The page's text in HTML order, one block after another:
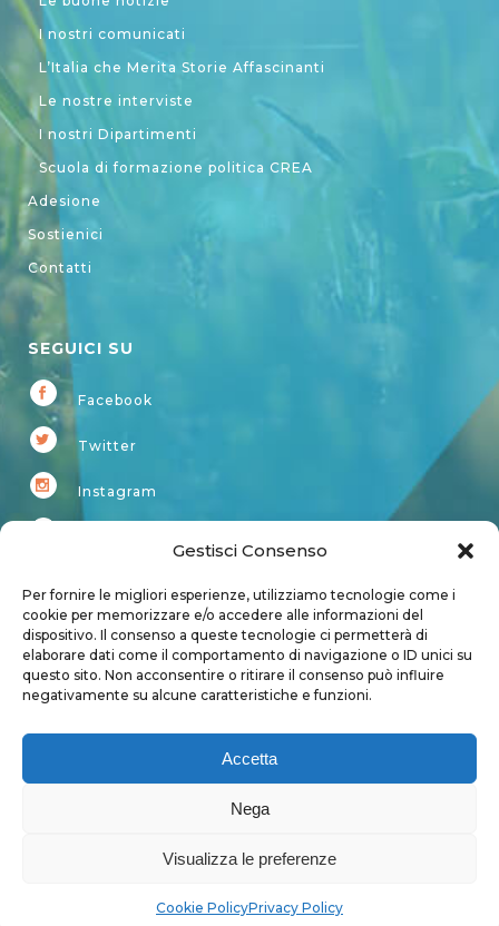
Gestisci Consenso
Per fornire le migliori esperienze, utilizziamo tecnologie come i
cookie per memorizzare e/o accedere alle informazioni del
dispositivo. Il consenso a queste tecnologie ci permetterà di
elaborare dati come il comportamento di navigazione o ID unici su
questo sito. Non acconsentire o ritirare il consenso può influire
negativamente su alcune caratteristiche e funzioni.
Accetta
Nega
Visualizza le preferenze
Cookie PolicyPrivacy Policy
I nostri comunicati
L’Italia che Merita Storie Affascinanti
Le nostre interviste
I nostri Dipartimenti
Scuola di formazione politica CREA
Adesione
Sostienici
Contatti
SEGUICI SU
Facebook
Twitter
Instagram
Account
Login
User page
Copyright 2018 - Tutti i diritti sono riservati